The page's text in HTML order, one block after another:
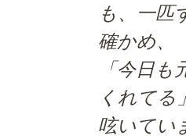
も、一匹
確かめ、
「今日
くれてる
呟いてい